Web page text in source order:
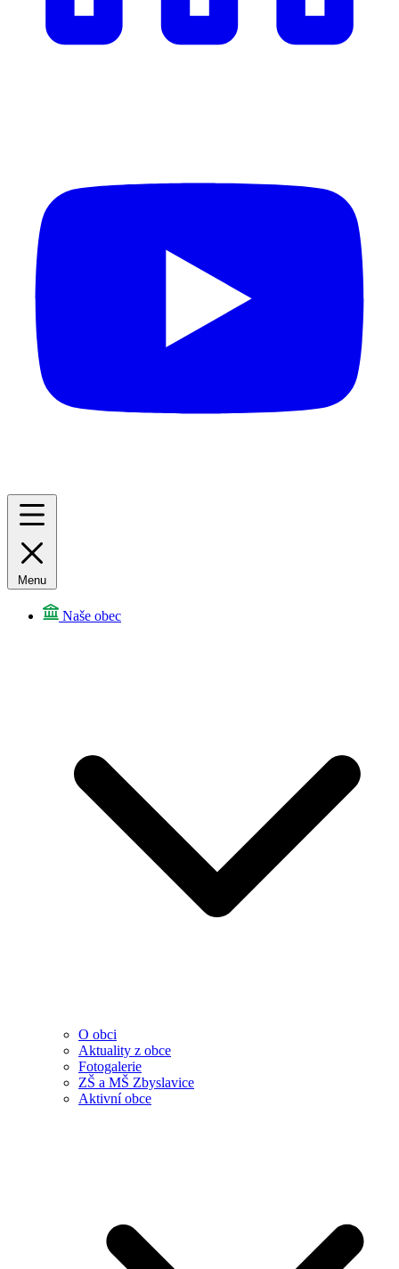
Menu
Naše obec
O obci
Aktuality z obce
Fotogalerie
ZŠ a MŠ Zbyslavice
Aktivní obce